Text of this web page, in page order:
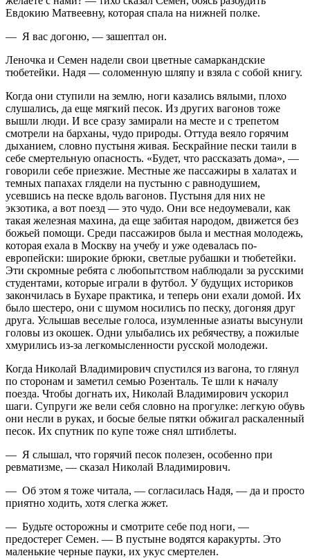
Евдокию Матвеевну, которая спала на нижней полке.
— Я вас догоню, — зашептал он.
Леночка и Семен надели свои цветные самаркандские
тюбетейки. Надя — соломенную шляпу и взяла с собой книгу.
Когда они ступили на землю, ноги казались вялыми, плохо
слушались, да еще мягкий песок. Из других вагонов тоже
вышли люди. И все сразу замирали на месте и с трепетом
смотрели на барханы, чудо природы. Оттуда веяло горячим
дыханием, словно пустыня живая. Бескрайние пески таили в
себе смертельную опасность. «Будет, что рассказать дома», —
говорили себе приезжие. Местные же пассажиры в халатах и
темных папахах глядели на пустыню с равнодушием,
усевшись на песке вдоль вагонов. Пустыня для них не
экзотика, а вот поезд — это чудо. Они все недоумевали, как
такая железная махина, да еще забитая народом, движется без
божьей помощи. Среди пассажиров была и местная молодежь,
которая ехала в Москву на учебу и уже одевалась по-
европейски: широкие брюки, светлые рубашки и тюбетейки.
Эти скромные ребята с любопытством наблюдали за русскими
студентами, которые играли в футбол. У будущих историков
закончилась в Бухаре практика, и теперь они ехали домой. Их
было шестеро, они с шумом носились по песку, догоняя друг
друга. Услышав веселые голоса, изумленные азиаты высунули
головы из окошек. Одни улыбались их ребячеству, а пожилые
хмурились из-за легкомысленности русской молодежи.
Когда Николай Владимирович спустился из вагона, то глянул
по сторонам и заметил семью Розенталь. Те шли к началу
поезда. Чтобы догнать их, Николай Владимирович ускорил
шаги. Супруги же вели себя словно на прогулке: легкую обувь
они несли в руках, и босые белые пятки обжигал раскаленный
песок. Их спутник по купе тоже снял штиблеты.
— Я слышал, что горячий песок полезен, особенно при
ревматизме, — сказал Николай Владимирович.
— Об этом я тоже читала, — согласилась Надя, — да и просто
приятно ходить, хотя слегка жжет.
— Будьте осторожны и смотрите себе под ноги, —
предостерег Семен. — В пустыне водятся каракурты. Это
маленькие черные пауки, их укус смертелен.